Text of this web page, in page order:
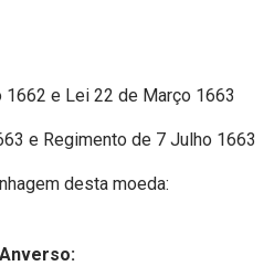
e Lei 22 de Março 1663
e Regimento de 7 Julho 1663
desta moeda: